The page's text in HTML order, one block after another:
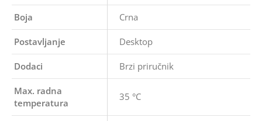
Boja Crna
Postavljanje Desktop
Dodaci Brzi priručnik
Max. radna
temperatura
35 °C